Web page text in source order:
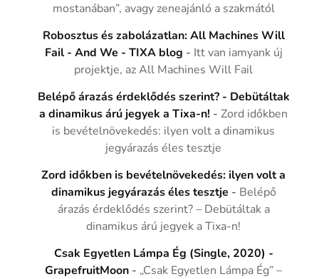
mostanában”, avagy zeneajánló a szakmától
Robosztus és zabolázatlan: All Machines Will
Fail - And We - TIXA blog - Itt van iamyank új
projektje, az All Machines Will Fail
Belépő árazás érdeklődés szerint? - Debütáltak
a dinamikus árú jegyek a Tixa-n! -Zord időkben
is bevételnövekedés: ilyen volt a dinamikus
jegyárazás éles tesztje
Zord időkben is bevételnövekedés: ilyen volt a
dinamikus jegyárazás éles tesztje - Belépő
árazás érdeklődés szerint? – Debütáltak a
dinamikus árú jegyek a Tixa-n!
Csak Egyetlen Lámpa Ég (Single, 2020) -
GrapefruitMoon - „Csak Egyetlen Lámpa Ég” –